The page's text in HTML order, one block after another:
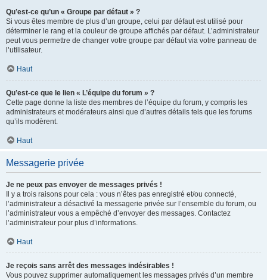
Qu’est-ce qu’un « Groupe par défaut » ?
Si vous êtes membre de plus d’un groupe, celui par défaut est utilisé pour
déterminer le rang et la couleur de groupe affichés par défaut. L’administrateur
peut vous permettre de changer votre groupe par défaut via votre panneau de
l’utilisateur.
Haut
Qu’est-ce que le lien « L’équipe du forum » ?
Cette page donne la liste des membres de l’équipe du forum, y compris les
administrateurs et modérateurs ainsi que d’autres détails tels que les forums
qu’ils modèrent.
Haut
Messagerie privée
Je ne peux pas envoyer de messages privés !
Il y a trois raisons pour cela : vous n’êtes pas enregistré et/ou connecté,
l’administrateur a désactivé la messagerie privée sur l’ensemble du forum, ou
l’administrateur vous a empêché d’envoyer des messages. Contactez
l’administrateur pour plus d’informations.
Haut
Je reçois sans arrêt des messages indésirables !
Vous pouvez supprimer automatiquement les messages privés d’un membre